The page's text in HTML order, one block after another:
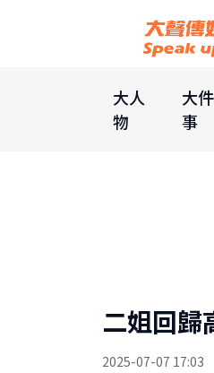
大人
物
大件
事
二姐回歸
2025-07-07 17:03